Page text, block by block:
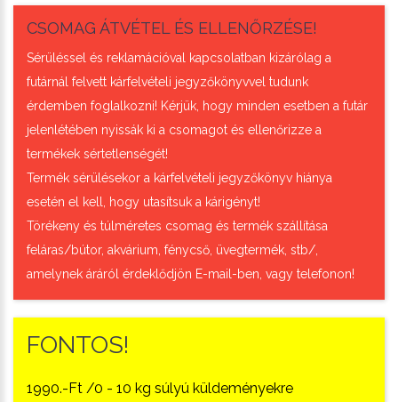
CSOMAG ÁTVÉTEL ÉS ELLENŐRZÉSE!
Sérüléssel és reklamációval kapcsolatban kizárólag a
futárnál felvett kárfelvételi jegyzőkönyvvel tudunk
érdemben foglalkozni! Kérjük, hogy minden esetben a futár
jelenlétében nyissák ki a csomagot és ellenőrizze a
termékek sértetlenségét!
Termék sérülésekor a kárfelvételi jegyzőkönyv hiánya
esetén el kell, hogy utasítsuk a kárigényt!
Törékeny és túlméretes csomag és termék szállítása
feláras/bútor, akvárium, fénycső, üvegtermék, stb/,
amelynek áráról érdeklődjön E-mail-ben, vagy telefonon!
FONTOS!
1990.-Ft /0 - 10 kg súlyú küldeményekre